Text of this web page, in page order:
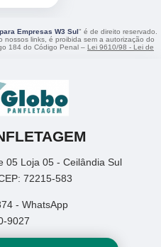
Empresas W3 Sul" é de direito reservado.
links, é proibida sem a autorização do
184 do Código Penal – Lei 9610/98 - Lei de
05 Loja 05 - Ceilândia Sul
72215-583
- WhatsApp
9027